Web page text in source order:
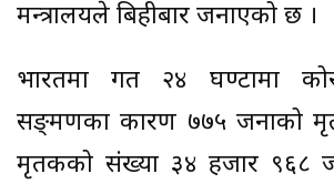
मन्त्रालयले बिहीबार जनाएको छ ।
भारतमा गत २४ घण्टामा
सङ्क्रमणका कारण ७७५ जनाको
मृतकको संख्या ३४ हजार ९६८